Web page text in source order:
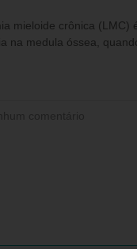
mieloide crônica (LMC)
na medula óssea,